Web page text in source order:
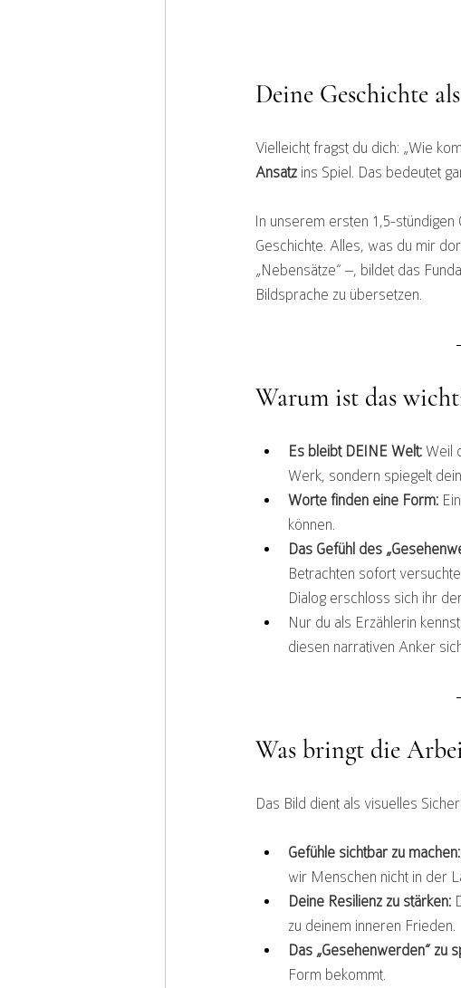
Deine Geschichte
Vielleicht fragst du dich: „Wie
Ansatz ins Spiel. Das bedeutet
In unserem ersten 1,5-
Geschichte. Alles, was du mir
„Nebensätze“ –, bildet das
Bildsprache zu übersetzen.
Warum ist das
Es bleibt DEINE Welt: Weil
Werk, sondern spiegelt
Worte finden eine Form:
können.
Das Gefühl des
Betrachten sofort
Dialog erschloss sich ihr
Nur du als Erzählerin
diesen narrativen Anker
Was bringt die
Das Bild dient als visuelles
Gefühle sichtbar zu machen:
wir Menschen nicht in der
Deine Resilienz zu stärken:
zu deinem inneren Frieden.
Das „Gesehenwerden“ zu
Form bekommt.